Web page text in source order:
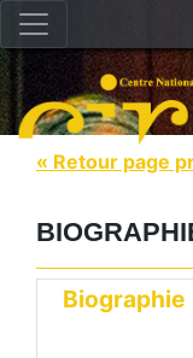
« Retour page
Biographie